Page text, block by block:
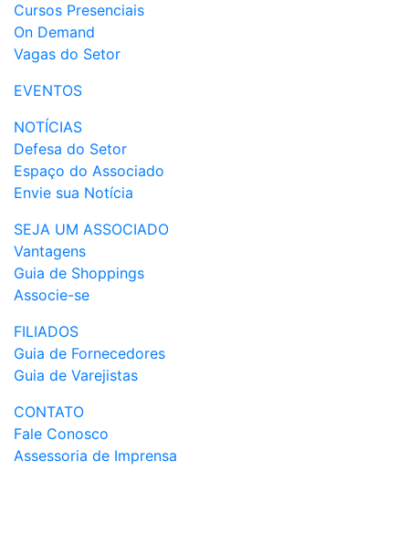
Cursos Presenciais
On Demand
Vagas do Setor
EVENTOS
NOTÍCIAS
Defesa do Setor
Espaço do Associado
Envie sua Notícia
SEJA UM ASSOCIADO
Vantagens
Guia de Shoppings
Associe-se
FILIADOS
Guia de Fornecedores
Guia de Varejistas
CONTATO
Fale Conosco
Assessoria de Imprensa